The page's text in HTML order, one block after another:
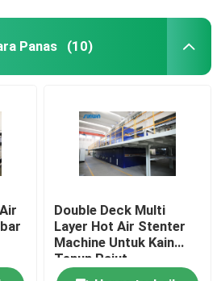
Panas (10)
Double Deck Multi
Layer Hot Air Stenter
Machine Untuk Kain
Tenun Rajut